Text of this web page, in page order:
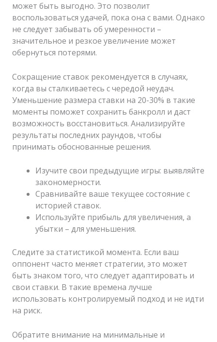
может быть выгодно. Это позволит
воспользоваться удачей, пока она с вами. Однако
не следует забывать об умеренности –
значительное и резкое увеличение может
обернуться потерями.
Сокращение ставок рекомендуется в случаях,
когда вы сталкиваетесь с чередой неудач.
Уменьшение размера ставки на 20-30% в такие
моменты поможет сохранить банкролл и даст
возможность восстановиться. Анализируйте
результаты последних раундов, чтобы
принимать обоснованные решения.
Изучите свои предыдущие игры: выявляйте
закономерности.
Сравнивайте ваше текущее состояние с
историей ставок.
Используйте прибыль для увеличения, а
убытки – для уменьшения.
Следите за статистикой момента. Если ваш
оппонент часто меняет стратегии, это может
быть знаком того, что следует адаптировать и
свои ставки. В такие времена лучше
использовать контролируемый подход и не идти
на риск.
Обратите внимание на минимальные и